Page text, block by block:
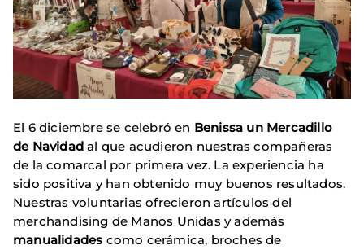
El 6 diciembre se celebró en Benissa un Mercadillo
de Navidad al que acudieron nuestras compañeras
de la comarcal por primera vez. La experiencia ha
sido positiva y han obtenido muy buenos resultados.
Nuestras voluntarias ofrecieron artículos del
merchandising de Manos Unidas y además
manualidades como cerámica, broches de